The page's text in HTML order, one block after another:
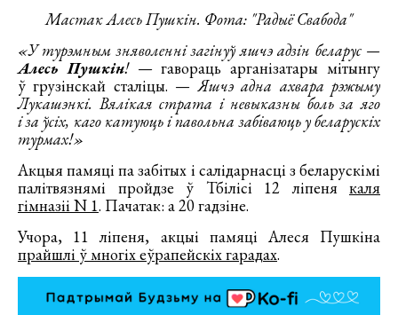
Мастак Алесь Пушкін. Фота: "Радыё Свабода"
«У турэмным зняволенні загінуў яшчэ адзін беларус —
Алесь Пушкін!— гавораць арганізатары мітынгу
ў грузінскай сталіцы. —Яшчэ адна ахвара рэжыму
Лукашэнкі. Вялікая страта і невыказны боль за яго
і за ўсіх, каго катуюць і павольна забіваюць у беларускіх
турмах!»
Акцыя памяці па забітых і салідарнасці з беларускімі
палітвязнямі пройдзе ў Тбілісі 12 ліпеня каля
гімназіі N 1. Пачатак: а 20 гадзіне.
Учора, 11 ліпеня, акцыі памяці Алеся Пушкіна
прайшлі ў многіх еўрапейскіх гарадах.